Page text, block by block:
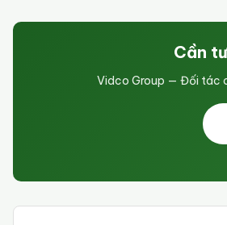
Cần
Vidco Group — Đối tác